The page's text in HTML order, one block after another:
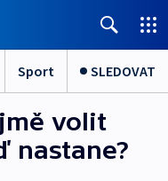
Sport SLEDOVAT
volit
nastane?